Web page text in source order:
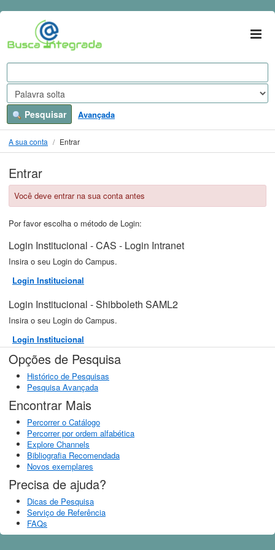
Ir para o conteúdo
VuFind
Pesquisar Avançada
A sua conta Entrar
Entrar
Você deve entrar na sua conta antes
Por favor escolha o método de Login:
Login Institucional - CAS - Login Intranet
Insira o seu Login do Campus.
Login Institucional
Login Institucional - Shibboleth SAML2
Insira o seu Login do Campus.
Login Institucional
Opções de Pesquisa
Histórico de Pesquisas
Pesquisa Avançada
Encontrar Mais
Percorrer o Catálogo
Percorrer por ordem alfabética
Explore Channels
Bibliografia Recomendada
Novos exemplares
Precisa de ajuda?
Dicas de Pesquisa
Serviço de Referência
FAQs